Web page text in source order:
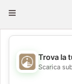
Toggle
💖
Trova la
Scarica